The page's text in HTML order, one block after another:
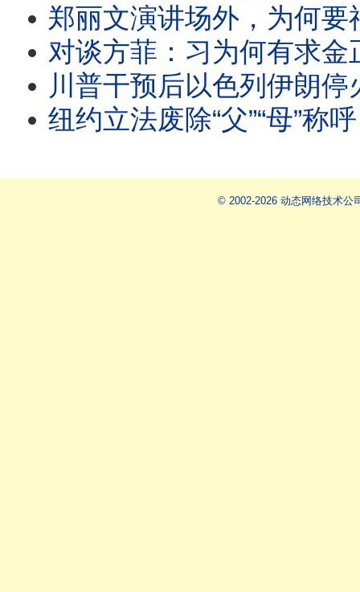
郑丽文演讲场外，为何要福青帮保护？在
对谈方菲：习为何有求金正恩？唯恐朝倒向俄
川普干预后以色列伊朗停火，革命卫
纽约立法废除“父”“母”称呼；新泽西反ICE暴乱背后的组织；加州选
© 2002-2026 动态网络技术公